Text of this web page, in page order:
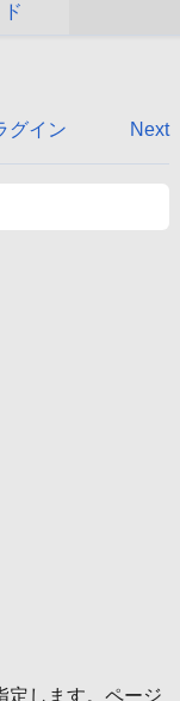
ド
Next
グイン
定します。ページ